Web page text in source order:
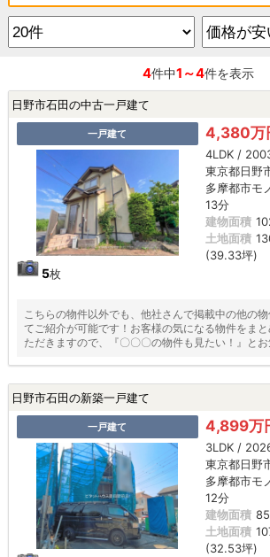
4件中1～4件を表示
日野市石田の中古一戸建て
一戸建て
5枚
4,380万
4LDK /
東京都日野
多摩都市モ
13分
建物面積
土地面積
(39.33坪)
こちらの物件以外でも、他社さんで掲載中の他の
てご紹介が可能です！お客様の気になる物件をま
ただきますので、『〇〇〇の物件も見たい！』と
日野市石田の新築一戸建て
一戸建て 4,899万
3LDK /
東京都日野
多摩都市モ
12分
建物面積
土地面積
(32.53坪)